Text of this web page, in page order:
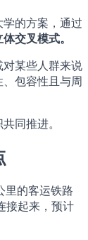
的方案，通过
交叉模式。
某些人群来说
包容性且与周
同推进。
里的客运铁路
接起来，预计